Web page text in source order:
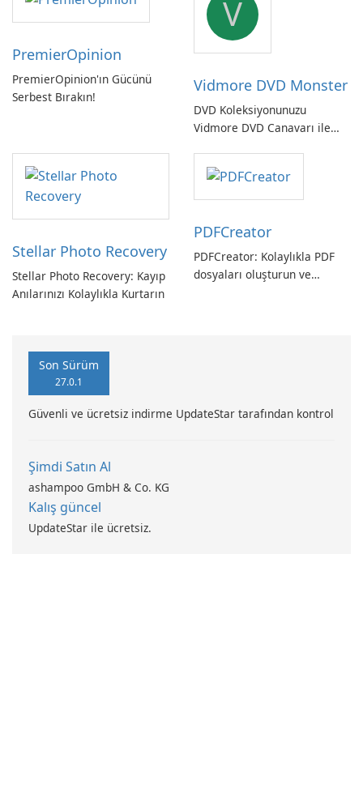
PremierOpinion
PremierOpinion'ın Gücünü
Serbest Bırakın!
V
Vidmore DVD Monster
DVD Koleksiyonunuzu
Vidmore DVD Canavarı ile
Stellar Photo Recovery
Stellar Photo Recovery: Kayıp
Anılarınızı Kolaylıkla Kurtarın
PDFCreator
PDFCreator: Kolaylıkla PDF
dosyaları oluşturun ve
Son Sürüm
27.0.1
Güvenli ve ücretsiz indirme UpdateStar tarafından kontrol
Şimdi Satın Al
ashampoo GmbH & Co. KG
Kalış güncel
UpdateStar ile ücretsiz.